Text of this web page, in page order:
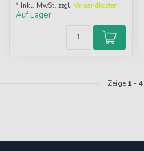
* Inkl. MwSt. zzgl. Versandkosten
Auf Lager
Zeige 1 -4